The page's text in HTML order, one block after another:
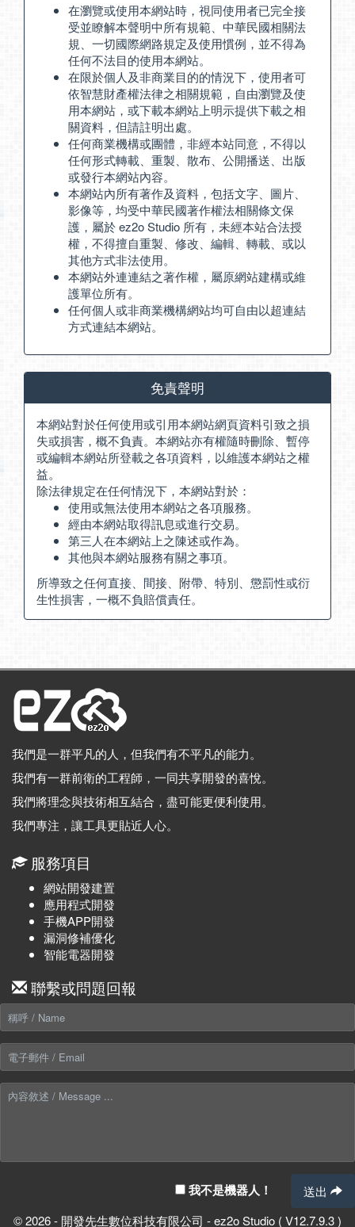
在瀏覽或使用本網站時，視同使用者已完全接
受並瞭解本聲明中所有規範、中華民國相關法
規、一切國際網路規定及使用慣例，並不得為
任何不法目的使用本網站。
在限於個人及非商業目的的情況下，使用者可
依智慧財產權法律之相關規範，自由瀏覽及使
用本網站，或下載本網站上明示提供下載之相
關資料，但請註明出處。
任何商業機構或團體，非經本站同意，不得以
任何形式轉載、重製、散布、公開播送、出版
或發行本網站內容。
本網站內所有著作及資料，包括文字、圖片、
影像等，均受中華民國著作權法相關條文保
護，屬於 ez2o Studio 所有，未經本站合法授
權，不得擅自重製、修改、編輯、轉載、或以
其他方式非法使用。
本網站外連連結之著作權，屬原網站建構或維
護單位所有。
任何個人或非商業機構網站均可自由以超連結
方式連結本網站。
免責聲明
本網站對於任何使用或引用本網站網頁資料引致之損
失或損害，概不負責。本網站亦有權隨時刪除、暫停
或編輯本網站所登載之各項資料，以維護本網站之權
益。
除法律規定在任何情況下，本網站對於：
使用或無法使用本網站之各項服務。
經由本網站取得訊息或進行交易。
第三人在本網站上之陳述或作為。
其他與本網站服務有關之事項。
所導致之任何直接、間接、附帶、特別、懲罰性或衍
生性損害，一概不負賠償責任。
我們是一群平凡的人，但我們有不平凡的能力。
我們有一群前衛的工程師，一同共享開發的喜悅。
我們將理念與技術相互結合，盡可能更便利使用。
我們專注，讓工具更貼近人心。
服務項目
網站開發建置
應用程式開發
手機APP開發
漏洞修補優化
智能電器開發
聯繫或問題回報
我不是機器人！
送出
© 2026 - 開發先生數位科技有限公司 - ez2o Studio ( V12.7.9.3 )